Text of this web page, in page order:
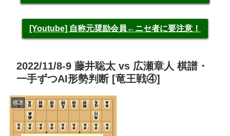
[Youtube] 自称元奨励会員←ニセ者に要注意！
2022/11/8-9 藤井聡太 vs 広瀬章人 棋譜・
一手ずつAI形勢判断 [竜王戦④]
棋譜